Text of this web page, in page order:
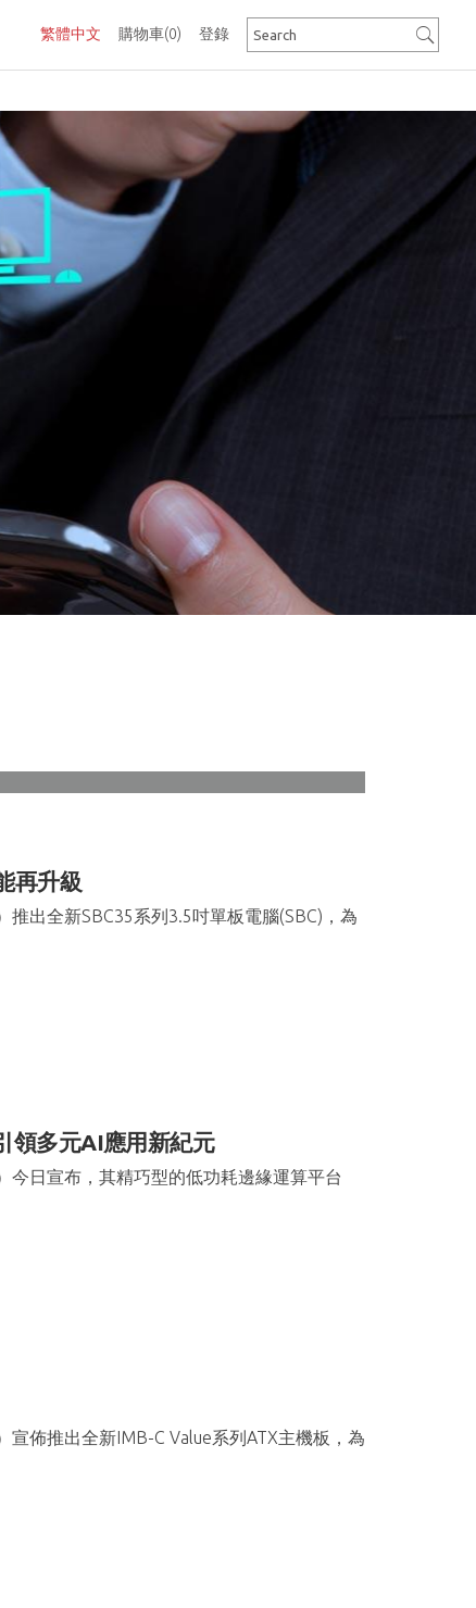
購物車(0)
繁體中文 登錄
再升級
出全新SBC35系列3.5吋單板電腦(SBC)，為
領多元AI應用新紀元
今日宣布，其精巧型的低功耗邊緣運算平台
佈推出全新IMB-C Value系列ATX主機板，為